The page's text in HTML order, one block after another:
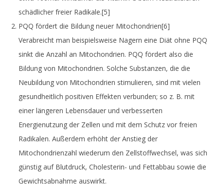
schädlicher freier Radikale.[5]
PQQ fördert die Bildung neuer Mitochondrien[6]
Verabreicht man beispielsweise Nagern eine Diät ohne PQQ
sinkt die Anzahl an Mitochondrien. PQQ fördert also die
Bildung von Mitochondrien. Solche Substanzen, die die
Neubildung von Mitochondrien stimulieren, sind mit vielen
gesundheitlich positiven Effekten verbunden; so z. B. mit
einer längeren Lebensdauer und verbesserten
Energienutzung der Zellen und mit dem Schutz vor freien
Radikalen. Außerdem erhöht der Anstieg der
Mitochondrienzahl wiederum den Zellstoffwechsel, was sich
günstig auf Blutdruck, Cholesterin- und Fettabbau sowie die
Gewichtsabnahme auswirkt.